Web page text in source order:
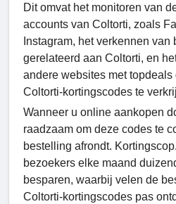
Dit omvat het monitoren van
accounts van Coltorti, zoals
Instagram, het verkennen van
gerelateerd aan Coltorti, en
andere websites met
Coltorti-kortingscodes te
Wanneer u online aankopen
raadzaam om deze codes te
bestelling afrondt.
bezoekers elke maand
besparen, waarbij velen de
Coltorti-kortingscodes pas